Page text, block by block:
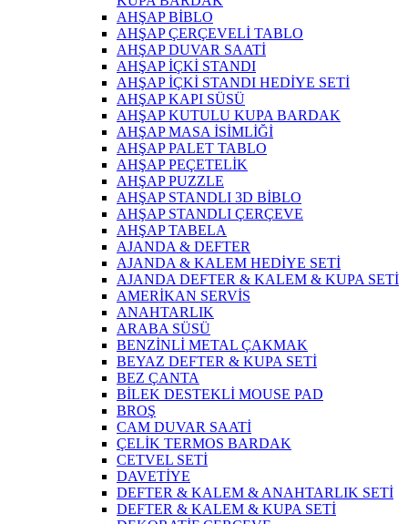
AHŞAP BİBLO
AHŞAP ÇERÇEVELİ TABLO
AHŞAP DUVAR SAATİ
AHŞAP İÇKİ STANDI
AHŞAP İÇKİ STANDI HEDİYE SETİ
AHŞAP KAPI SÜSÜ
AHŞAP KUTULU KUPA BARDAK
AHŞAP MASA İSİMLİĞİ
AHŞAP PALET TABLO
AHŞAP PEÇETELİK
AHŞAP PUZZLE
AHŞAP STANDLI 3D BİBLO
AHŞAP STANDLI ÇERÇEVE
AHŞAP TABELA
AJANDA & DEFTER
AJANDA & KALEM HEDİYE SETİ
AJANDA DEFTER & KALEM & KUPA SETİ
AMERİKAN SERVİS
ANAHTARLIK
ARABA SÜSÜ
BENZİNLİ METAL ÇAKMAK
BEYAZ DEFTER & KUPA SETİ
BEZ ÇANTA
BİLEK DESTEKLİ MOUSE PAD
BROŞ
CAM DUVAR SAATİ
ÇELİK TERMOS BARDAK
CETVEL SETİ
DAVETİYE
DEFTER & KALEM & ANAHTARLIK SETİ
DEFTER & KALEM & KUPA SETİ